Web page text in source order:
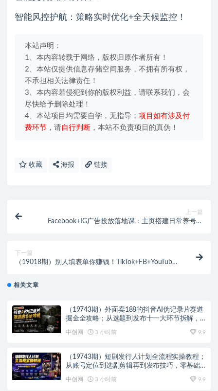
智能风控护航：策略实时优化+全天候监控！
本站声明：
1、本内容转载于网络，版权归原作者所有！
2、本站仅提供信息存储空间服务，不拥有所有权，
不承担相关法律责任！
3、本内容若侵犯到你的版权利益，请联系我们，会
尽快给予删除处理！
4、本站项目均需要自学，无指导； 项目如有涉及付
费环节 ，请自行判断 ，本站不负责项目的真伪！
收藏 海报 链接
上一篇
Facebook+IG广告投放落地课：主页搭建日常养号技
下一篇
（19018期）别人填表单你赚钱！TikTok+FB+YouTube
相关文章
（19743期）外面卖188的抖音AI伪记录片赛道
掘金全攻略；从选题到发布十一大环节拆解，
中创网 3 小时前 9.9
（19743期）短剧发行人计划全流程实操教程；
从账号定位到选剧剪辑再到发布技巧，零基础
中创网 3 小时前 9.9